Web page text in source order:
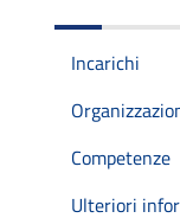
Incarichi
Competenze
Ulteriori